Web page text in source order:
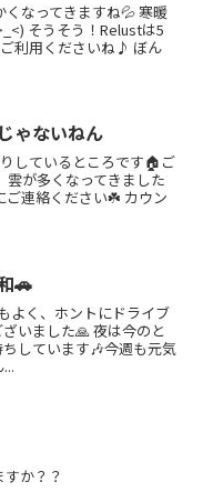
なってきますね💦 寒暖
そうそう！Relustは5
利用くださいね♪ ぼん
ゃないねん
しているところです🏠ご
が多くなってきました
連絡ください☘️ カウン
🚗
よく、ホントにドライブ
いました🙏 夜は今のと
しています🎶今週も元気
か？？